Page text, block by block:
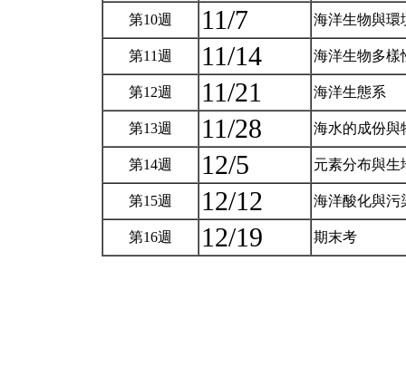
第10週 11/7 海洋生物與
第11週 11/14 海洋生物多
第12週 11/21 海洋生態系
第13週 11/28 海水的成份
第14週 12/5 元素分布與
第15週 12/12 海洋酸化與
第16週 12/19 期末考